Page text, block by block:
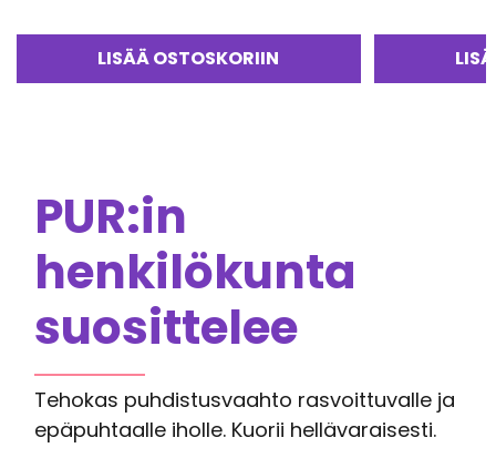
LISÄÄ OSTOSKORIIN
PUR:in
henkilökunta
suosittelee
Tehokas puhdistusvaahto rasvoittuvalle ja
epäpuhtaalle iholle. Kuorii hellävaraisesti.